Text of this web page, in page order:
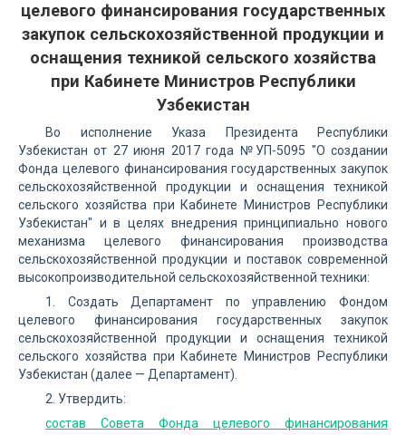
целевого финансирования государственных
закупок сельскохозяйственной продукции и
оснащения техникой сельского хозяйства
при Кабинете Министров Республики
Узбекистан
Во исполнение Указа Президента Республики
Узбекистан от 27 июня 2017 года №УП-5095 "О создании
Фонда целевого финансирования государственных закупок
сельскохозяйственной продукции и оснащения техникой
сельского хозяйства при Кабинете Министров Республики
Узбекистан" и в целях внедрения принципиально нового
механизма целевого финансирования производства
сельскохозяйственной продукции и поставок современной
высокопроизводительной сельскохозяйственной техники:
1. Создать Департамент по управлению Фондом
целевого финансирования государственных закупок
сельскохозяйственной продукции и оснащения техникой
сельского хозяйства при Кабинете Министров Республики
Узбекистан (далее — Департамент).
2. Утвердить:
состав Совета Фонда целевого финансирования